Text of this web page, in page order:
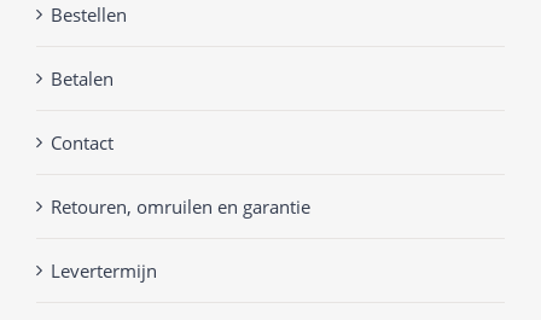
Bestellen
Betalen
Contact
Retouren, omruilen en garantie
Levertermijn